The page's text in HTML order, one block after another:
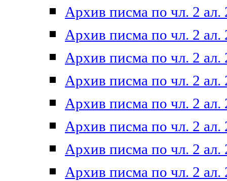
Архив писма по чл. 2 ал.
Архив писма по чл. 2 ал.
Архив писма по чл. 2 ал.
Архив писма по чл. 2 ал.
Архив писма по чл. 2 ал.
Архив писма по чл. 2 ал.
Архив писма по чл. 2 ал.
Архив писма по чл. 2 ал.